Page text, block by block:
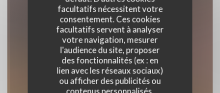
facultatifs nécessitent votre
consentement. Ces cookies
facultatifs servent à analyser
votre navigation, mesurer
l'audience du site, proposer
des fonctionnalités (ex : en
lien avec les réseaux sociaux)
ou afficher des publicités ou
Epilogue
BISTROT / CUISINE FRANÇAISE /